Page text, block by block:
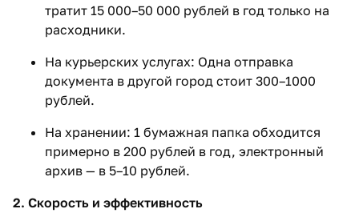
тратит 15 000–50 000 рублей в год только на
расходники.
На курьерских услугах: Одна отправка
документа в другой город стоит 300–1000
рублей.
На хранении: 1 бумажная папка обходится
примерно в 200 рублей в год, электронный
архив — в 5–10 рублей.
2. Скорость и эффективность